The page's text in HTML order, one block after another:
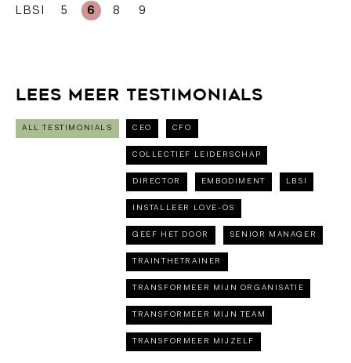
LBSI 5 6 8 9
Lees meer testimonials
ALL TESTIMONIALS CEO CFO
COLLECTIEF LEIDERSCHAP
DIRECTOR EMBODIMENT LBSI
INSTALLEER LOVE-OS
GEEF HET DOOR SENIOR MANAGER
TRAINTHETRAINER
TRANSFORMEER MIJN ORGANISATIE
TRANSFORMEER MIJN TEAM
TRANSFORMEER MIJZELF